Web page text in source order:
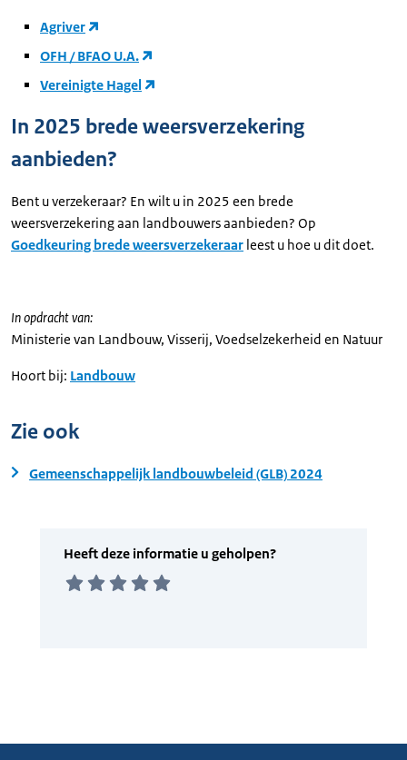
Agriver
OFH / BFAO U.A.
Vereinigte Hagel
In 2025 brede weersverzekering
aanbieden?
Bent u verzekeraar? En wilt u in 2025 een brede
weersverzekering aan landbouwers aanbieden? Op
Goedkeuring brede weersverzekeraar leest u hoe u dit doet.
In opdracht van:
Ministerie van Landbouw, Visserij, Voedselzekerheid en Natuur
Hoort bij: Landbouw
Zie ook
Gemeenschappelijk landbouwbeleid (GLB) 2024